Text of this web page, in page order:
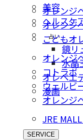
美容
ヘルスケ
占い
鏡リ
水晶
オレペエ
漫画
オレンジ
オレンジ
こどもオ
オレンジ
コトラボ
ウェルビ
オレンジ
JRE
SERVICE